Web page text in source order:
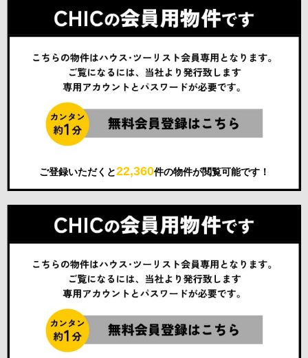
ご登録いただくと22,360件の物件が閲覧可能です！